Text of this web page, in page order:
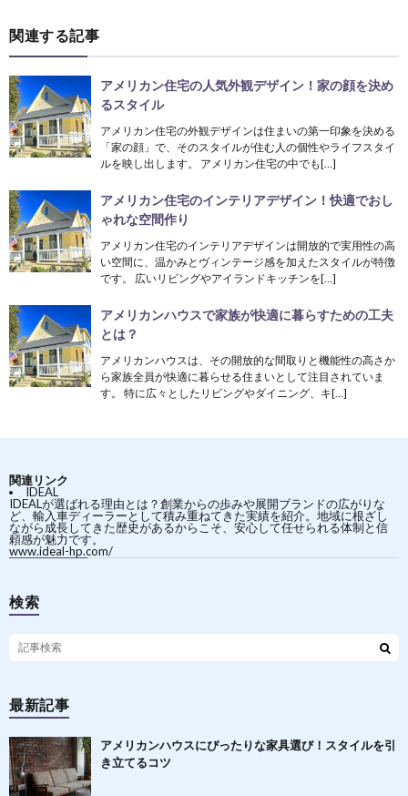
関連する記事
アメリカン住宅の人気外観デザイン！家の顔を決め
るスタイル
アメリカン住宅の外観デザインは住まいの第一印象を決める
「家の顔」で、そのスタイルが住む人の個性やライフスタイ
ルを映し出します。 アメリカン住宅の中でも[…]
アメリカン住宅のインテリアデザイン！快適でおし
ゃれな空間作り
アメリカン住宅のインテリアデザインは開放的で実用性の高
い空間に、温かみとヴィンテージ感を加えたスタイルが特徴
です。 広いリビングやアイランドキッチンを[…]
アメリカンハウスで家族が快適に暮らすための工夫
とは？
アメリカンハウスは、その開放的な間取りと機能性の高さか
ら家族全員が快適に暮らせる住まいとして注目されていま
す。 特に広々としたリビングやダイニング、キ[…]
関連リンク
IDEAL
IDEALが選ばれる理由とは？創業からの歩みや展開ブランドの広がりな
ど、輸入車ディーラーとして積み重ねてきた実績を紹介。地域に根ざし
ながら成長してきた歴史があるからこそ、安心して任せられる体制と信
頼感が魅力です。
www.ideal-hp.com/
検索
最新記事
アメリカンハウスにぴったりな家具選び！スタイルを引
き立てるコツ